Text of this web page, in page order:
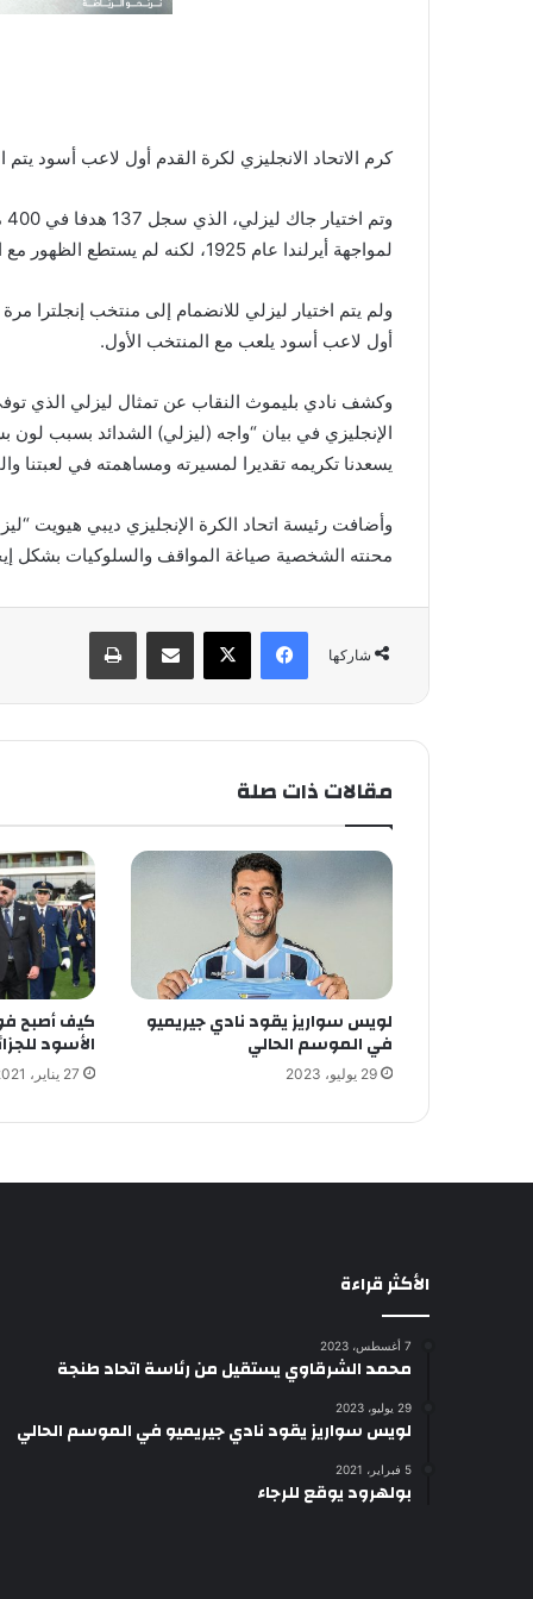
كرم الاتحاد الانجليزي لكرة القدم أول لاعب أسود يتم استدعاؤه
لمواجهة أيرلندا عام 1925، لكنه لم يستطع الظهور مع المنتخب على الإطلاق.
أول لاعب أسود يلعب مع المنتخب الأول.
الإنجليزي في بيان “واجه (ليزلي) الشدائد بسبب لون
يسعدنا تكريمه تقديرا لمسيرته ومساهمته في لعبتنا
وأضافت رئيسة اتحاد الكرة الإنجليزي ديبي هيويت
محنته الشخصية صياغة المواقف والسلوكيات بشكل
شاركها
فيسبوك
مقالات ذات صلة
لويس سواريز يقود نادي جيريميو
في الموسم الحالي
29 يوليو، 2023
كيف أصبح
الأسود
27 يناير، 2021
الأكثر قراءة
7 أغسطس، 2023
محمد الشرقاوي يستقيل من رئاسة اتحاد طنجة
29 يوليو، 2023
لويس سواريز يقود نادي جيريميو في الموسم الحالي
5 فبراير، 2021
بولهرود يوقع للرجاء